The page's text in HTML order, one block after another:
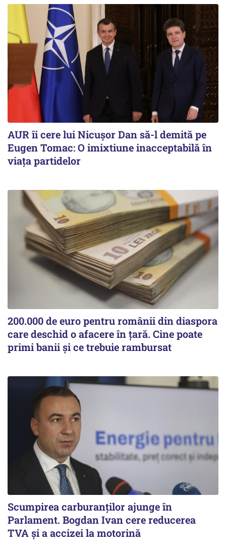
AUR îi cere lui Nicușor Dan să-l demită pe
Eugen Tomac: O imixtiune inacceptabilă în
viața partidelor
200.000 de euro pentru românii din diaspora
care deschid o afacere în țară. Cine poate
primi banii și ce trebuie rambursat
Scumpirea carburanților ajunge în
Parlament. Bogdan Ivan cere reducerea
TVA și a accizei la motorină